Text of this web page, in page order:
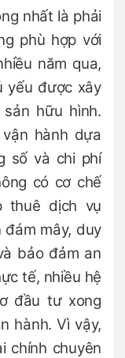
nhất là phải
phù hợp với
năm qua,
yếu được xây
hữu hình.
hành dựa
số và chi phí
có cơ chế
thuê dịch vụ
mây, duy
bảo đảm an
tế, nhiều hệ
đầu tư xong
hành. Vì vậy,
chính chuyên